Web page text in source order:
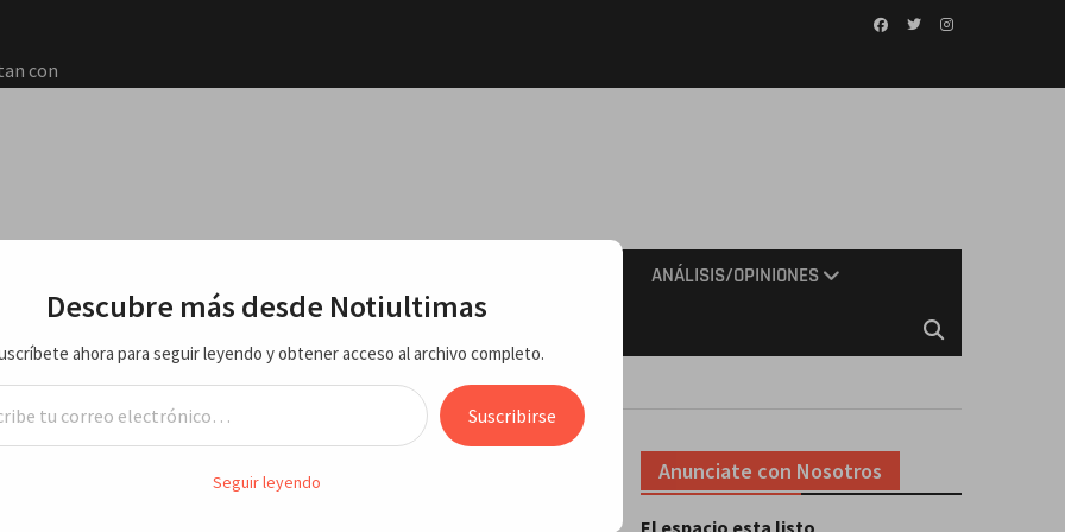
con
2026
ANÁLISIS/OPINIONES
y boleros que enamoran
Marcelino: baladas y boleros que
Anunciate con Nosotros
El espacio esta listo
Descubre más desde Notiultimas
ahora para seguir leyendo y obtener acceso al archivo completo.
electrónico…
Suscribirse
Seguir leyendo